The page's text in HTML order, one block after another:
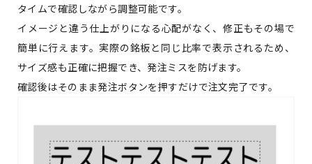
タイムで確認しながら調整可能です。
イメージと違う仕上がりになる心配がなく、修正もその場で
簡単に行えます。実際の銘板と同じ比率で表示されるため、
サイズ感も正確に把握でき、発注ミスを防げます。
確認後はそのまま発注ボタンを押すだけで注文完了です。